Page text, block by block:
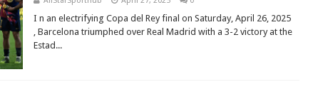
I n an electrifying Copa del Rey final on Saturday, April 26, 2025
, Barcelona triumphed over Real Madrid with a 3-2 victory at the
Estad...